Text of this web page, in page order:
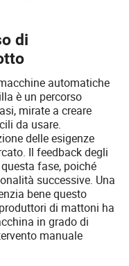
di
automatiche
è un percorso
mirate a creare
da usare.
delle esigenze
Il feedback degli
fase, poiché
successive. Una
bene questo
di mattoni ha
in grado di
manuale